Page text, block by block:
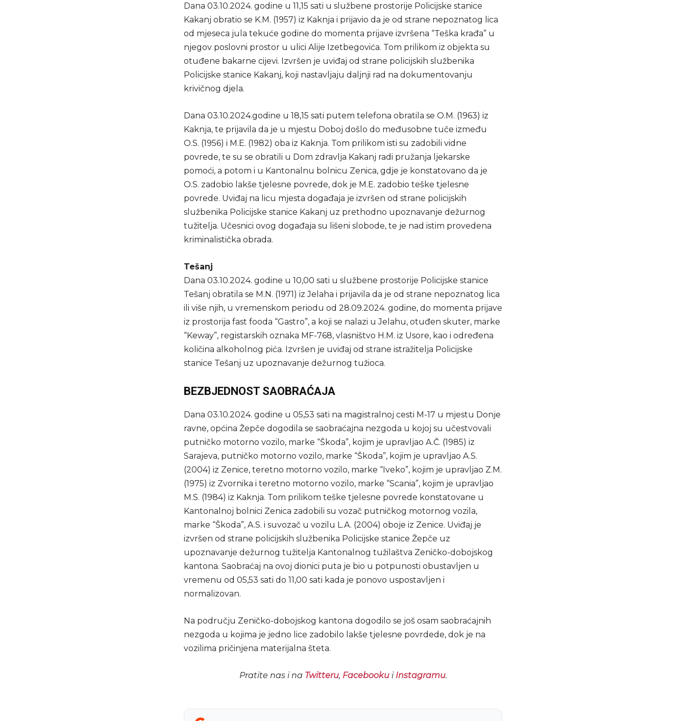
Dana 03.10.2024. godine u 11,15 sati u službene prostorije Policijske stanice
Kakanj obratio se K.M. (1957) iz Kaknja i prijavio da je od strane nepoznatog lica
od mjeseca jula tekuće godine do momenta prijave izvršena “Teška krađa” u
njegov poslovni prostor u ulici Alije Izetbegovića. Tom prilikom iz objekta su
otuđene bakarne cijevi. Izvršen je uviđaj od strane policijskih službenika
Policijske stanice Kakanj, koji nastavljaju daljnji rad na dokumentovanju
krivičnog djela.
Dana 03.10.2024.godine u 18,15 sati putem telefona obratila se O.M. (1963) iz
Kaknja, te prijavila da je u mjestu Doboj došlo do međusobne tuče između
O.S. (1956) i M.E. (1982) oba iz Kaknja. Tom prilikom isti su zadobili vidne
povrede, te su se obratili u Dom zdravlja Kakanj radi pružanja ljekarske
pomoći, a potom i u Kantonalnu bolnicu Zenica, gdje je konstatovano da je
O.S. zadobio lakše tjelesne povrede, dok je M.E. zadobio teške tjelesne
povrede. Uviđaj na licu mjesta događaja je izvršen od strane policijskih
službenika Policijske stanice Kakanj uz prethodno upoznavanje dežurnog
tužitelja. Učesnici ovog događaja su lišeni slobode, te je nad istim provedena
kriminalistička obrada.
Tešanj
Dana 03.10.2024. godine u 10,00 sati u službene prostorije Policijske stanice
Tešanj obratila se M.N. (1971) iz Jelaha i prijavila da je od strane nepoznatog lica
ili više njih, u vremenskom periodu od 28.09.2024. godine, do momenta prijave
iz prostorija fast fooda “Gastro”, a koji se nalazi u Jelahu, otuđen skuter, marke
“Keway”, registarskih oznaka MF-768, vlasništvo H.M. iz Usore, kao i određena
količina alkoholnog pića. Izvršen je uviđaj od strane istražitelja Policijske
stanice Tešanj uz upoznavanje dežurnog tužioca.
BEZBJEDNOST SAOBRAĆAJA
Dana 03.10.2024. godine u 05,53 sati na magistralnoj cesti M-17 u mjestu Donje
ravne, općina Žepče dogodila se saobraćajna nezgoda u kojoj su učestvovali
putničko motorno vozilo, marke “Škoda”, kojim je upravljao A.Č. (1985) iz
Sarajeva, putničko motorno vozilo, marke “Škoda”, kojim je upravljao A.S.
(2004) iz Zenice, teretno motorno vozilo, marke “Iveko”, kojim je upravljao Z.M.
(1975) iz Zvornika i teretno motorno vozilo, marke “Scania”, kojim je upravljao
M.S. (1984) iz Kaknja. Tom prilikom teške tjelesne povrede konstatovane u
Kantonalnoj bolnici Zenica zadobili su vozač putničkog motornog vozila,
marke “Škoda”, A.S. i suvozač u vozilu L.A. (2004) oboje iz Zenice. Uviđaj je
izvršen od strane policijskih službenika Policijske stanice Žepče uz
upoznavanje dežurnog tužitelja Kantonalnog tužilaštva Zeničko-dobojskog
kantona. Saobraćaj na ovoj dionici puta je bio u potpunosti obustavljen u
vremenu od 05,53 sati do 11,00 sati kada je ponovo uspostavljen i
normalizovan.
Na području Zeničko-dobojskog kantona dogodilo se još osam saobraćajnih
nezgoda u kojima je jedno lice zadobilo lakše tjelesne povrdede, dok je na
vozilima pričinjena materijalna šteta.
Pratite nas i na Twitteru, Facebookui Instagramu.